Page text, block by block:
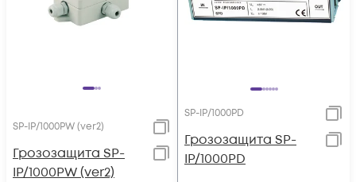
SP-IP/1000PW (ver2)
Грозозащита SP-
IP/1000PW (ver2)
SP-IP/1000PD
Грозозащита SP-
IP/1000PD